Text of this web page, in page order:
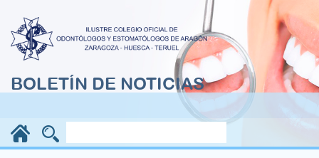
BOLETÍN DE NOTICIAS